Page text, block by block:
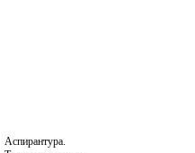
Аспирантура.